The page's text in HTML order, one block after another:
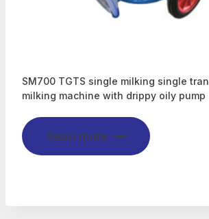
SM700 TGTS single milking single
milking machine with drippy oily pump
Read more